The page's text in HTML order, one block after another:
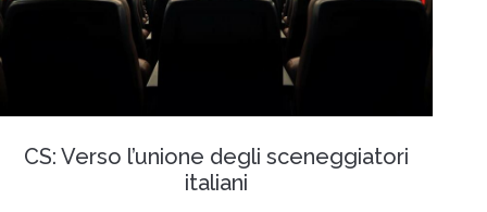
CS: Verso l’unione degli sceneggiatori
italiani